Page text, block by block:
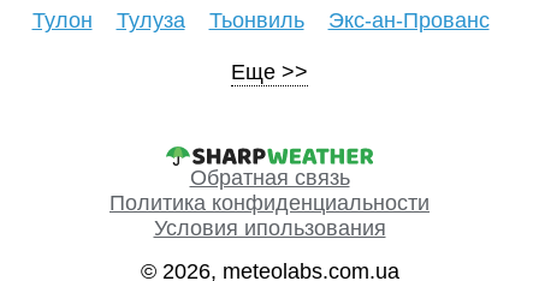
Тулон
Тулуза Тьонвиль Экс-ан-Прованс
Еще
Обратная связь
Политика конфиденциальности
Условия ипользования
© 2026, meteolabs.com.ua